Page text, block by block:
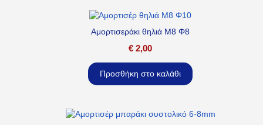
Αμορτισεράκι θηλιά M8 Φ8
€ 2,00
Προσθήκη στο καλάθι